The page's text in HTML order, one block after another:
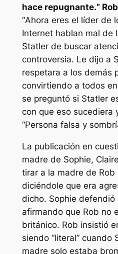
hace repugnante.”
“Ahora eres el líder de
Internet hablan mal de
Statler de buscar
controversia. Le dijo a
respetara a los demás
convirtiendo a todos
se preguntó si Statler
con que eso sucediera
“Persona falsa y
La publicación en
madre de Sophie,
tirar a la madre de Rob
diciéndole que era
dicho. Sophie defendió
afirmando que Rob no
británico. Rob insistió
siendo “literal”cuando
madre solo estaba